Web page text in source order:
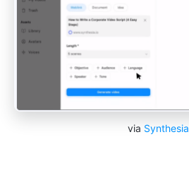
via Synthesia